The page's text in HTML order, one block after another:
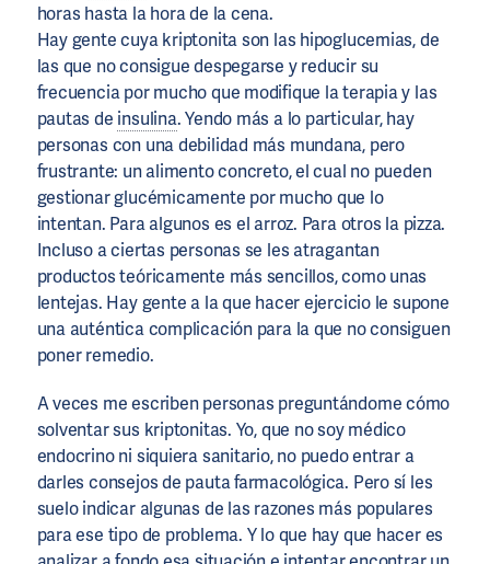
horas hasta la hora de la cena.
Hay gente cuya kriptonita son las hipoglucemias, de
las que no consigue despegarse y reducir su
frecuencia por mucho que modifique la terapia y las
pautas de insulina. Yendo más a lo particular, hay
personas con una debilidad más mundana, pero
frustrante: un alimento concreto, el cual no pueden
gestionar glucémicamente por mucho que lo
intentan. Para algunos es el arroz. Para otros la pizza.
Incluso a ciertas personas se les atragantan
productos teóricamente más sencillos, como unas
lentejas. Hay gente a la que hacer ejercicio le supone
una auténtica complicación para la que no consiguen
poner remedio.
A veces me escriben personas preguntándome cómo
solventar sus kriptonitas. Yo, que no soy médico
endocrino ni siquiera sanitario, no puedo entrar a
darles consejos de pauta farmacológica. Pero sí les
suelo indicar algunas de las razones más populares
para ese tipo de problema. Y lo que hay que hacer es